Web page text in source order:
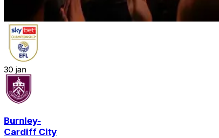
30 jan
Burnley-
Cardiff City